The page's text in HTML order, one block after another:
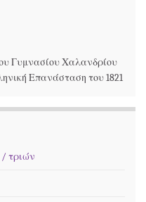
Γυμνασίου Χαλανδρίου
Επανάσταση του 1821
τριών